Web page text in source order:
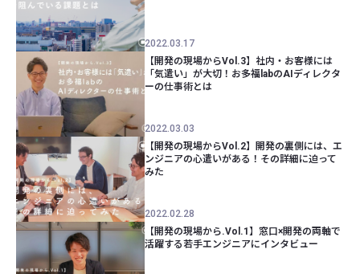
2022.03.17
【開発の現場からVol.3】社内・お客様には
「気遣い」が大切！お多福labのAIディレクタ
ーの仕事術とは
2022.03.03
【開発の現場からVol.2】開発の裏側には、エ
ンジニアの心遣いがある！その詳細に迫って
みた
2022.02.28
【開発の現場から.Vol.1】窓口×開発の両軸で
活躍する若手エンジニアにインタビュー